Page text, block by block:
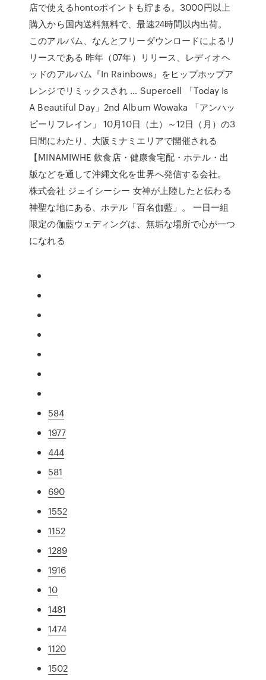
店で使えるhontoポイントも貯まる。3000円以上
購入から国内送料無料で、最速24時間以内出荷。
このアルバム、なんとフリーダウンロードによるリ
リースである 昨年（07年）リリース、レディオヘ
ッドのアルバム『In Rainbows』をヒップホップア
レンジでリミックスされ … Supercell 「Today Is
A Beautiful Day」2nd Album Wowaka 「アンハッ
ピーリフレイン」 10月10日（土）～12日（月）の3
日間にわたり、大阪ミナミエリアで開催される
【MINAMIWHE 飲食店・健康食宅配・ホテル・出
版などを通して沖縄文化を世界へ発信する会社。
株式会社 ジェイシーシー 女神が上陸したと伝わる
神聖な地にある、ホテル「百名伽藍」。 一日一組
限定の伽藍ウェディングは、無垢な場所で心が一つ
になれる
584
1977
444
581
690
1552
1152
1289
1916
10
1481
1474
1120
1502